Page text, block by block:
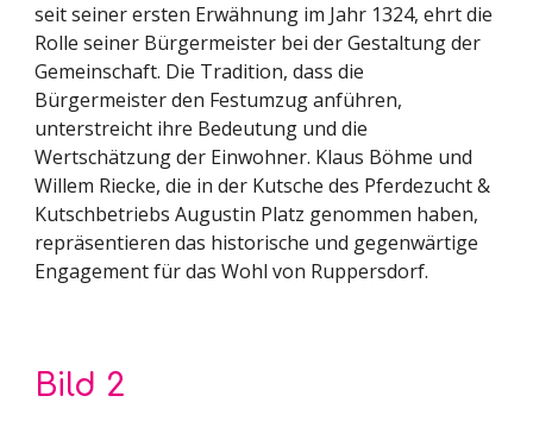
seit seiner ersten Erwähnung im Jahr 1324, ehrt die
Rolle seiner Bürgermeister bei der Gestaltung der
Gemeinschaft. Die Tradition, dass die
Bürgermeister den Festumzug anführen,
unterstreicht ihre Bedeutung und die
Wertschätzung der Einwohner. Klaus Böhme und
Willem Riecke, die in der Kutsche des Pferdezucht &
Kutschbetriebs Augustin Platz genommen haben,
repräsentieren das historische und gegenwärtige
Engagement für das Wohl von Ruppersdorf.
Bild 2